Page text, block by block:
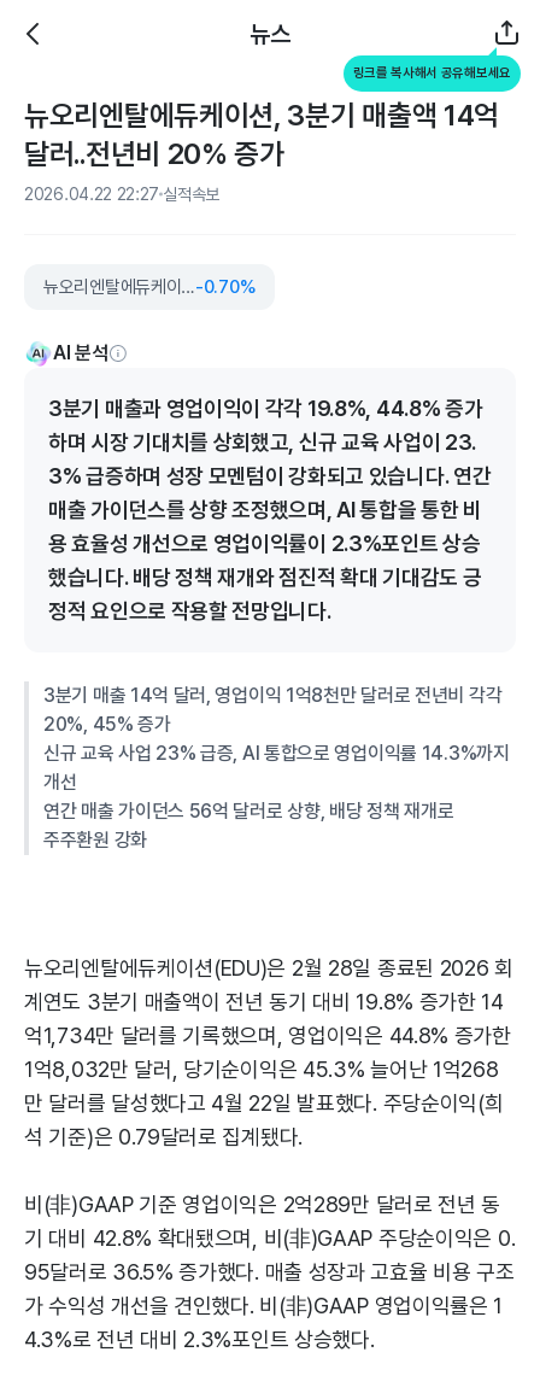
뉴스
링크를 복사해서 공유해보세요
뉴오리엔탈에듀케이션, 3분기 매출액 14억
달러..전년비 20% 증가
2026.04.22 22:27 실적속보
뉴오리엔탈에듀케이션-0.70%
AI 분석
3분기 매출과 영업이익이 각각 19.8%, 44.8% 증가
하며 시장 기대치를 상회했고, 신규 교육 사업이 23.
3% 급증하며 성장 모멘텀이 강화되고 있습니다. 연간
매출 가이던스를 상향 조정했으며, AI 통합을 통한 비
용 효율성 개선으로 영업이익률이 2.3%포인트 상승
했습니다. 배당 정책 재개와 점진적 확대 기대감도 긍
정적 요인으로 작용할 전망입니다.
3분기 매출 14억 달러, 영업이익 1억8천만 달러로 전년비 각각
20%, 45% 증가
신규 교육 사업 23% 급증, AI 통합으로 영업이익률 14.3%까지
개선
연간 매출 가이던스 56억 달러로 상향, 배당 정책 재개로
주주환원 강화
뉴오리엔탈에듀케이션(EDU)은 2월 28일 종료된 2026 회
계연도 3분기 매출액이 전년 동기 대비 19.8% 증가한 14
억1,734만 달러를 기록했으며, 영업이익은 44.8% 증가한
1억8,032만 달러, 당기순이익은 45.3% 늘어난 1억268
만 달러를 달성했다고 4월 22일 발표했다. 주당순이익(희
석 기준)은 0.79달러로 집계됐다.
비(非)GAAP 기준 영업이익은 2억289만 달러로 전년 동
기 대비 42.8% 확대됐으며, 비(非)GAAP 주당순이익은 0.
95달러로 36.5% 증가했다. 매출 성장과 고효율 비용 구조
가 수익성 개선을 견인했다. 비(非)GAAP 영업이익률은 1
4.3%로 전년 대비 2.3%포인트 상승했다.